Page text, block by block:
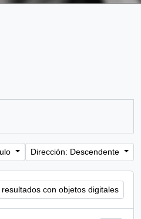
Dirección: Descendente
con objetos digitales